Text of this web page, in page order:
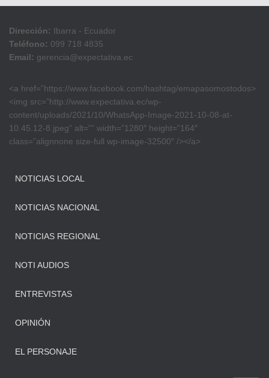
Dirección: Ibarra - Ecuador
Teléfono: 099 718 4835
Email: gerencia@expectativa.ec
<a href=”https://www.facebook.com/hashtag/emapasomostodos>
<img src=”http://www.expectativa.ec/wp-
content/uploads/2021/10/WhatsApp-Image-2021-10-08-at-
10.45.12-8.jpeg” alt=”” width=”1280″ height=”164″
class=”alignnone size-full wp-image-32500″ /></a>
NOTICIAS LOCAL
NOTICIAS NACIONAL
NOTICIAS REGIONAL
NOTI AUDIOS
ENTREVISTAS
OPINIÓN
EL PERSONAJE